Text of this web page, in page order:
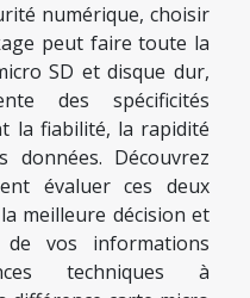
numérique, choisir
peut faire toute la
SD et disque dur,
des spécificités
la fiabilité, la rapidité
Découvrez
évaluer ces deux
meilleure décision et
vos informations
techniques à